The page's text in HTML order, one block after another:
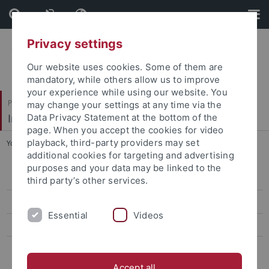
Skip
to
content
Skip
to
footer
Philosophische Fakultät
Institut für die Kulturen des Alten Orients
You are here: Startseite ... Altorientalische Philologie
Ägyptologie
Vorderasiatische Archäologie und Palästina-Archäologie
Privacy settings
Our website uses cookies. Some of them are
mandatory, while others allow us to improve
your experience while using our website. You
may change your settings at any time via the
Data Privacy Statement at the bottom of the
page. When you accept the cookies for video
playback, third-party providers may set
additional cookies for targeting and advertising
purposes and your data may be linked to the
third party’s other services.
Essential Videos